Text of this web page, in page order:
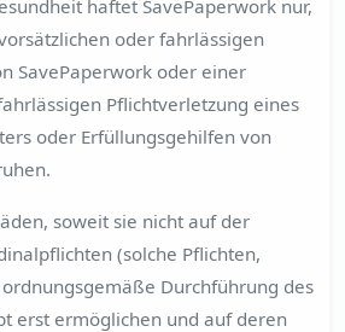
haftet SavePaperwork nur,
oder fahrlässigen
SavePaperwork oder einer
Pflichtverletzung eines
oder Erfüllungsgehilfen von
soweit sie nicht auf der
(solche Pflichten,
Durchführung des
erst ermöglichen und auf deren